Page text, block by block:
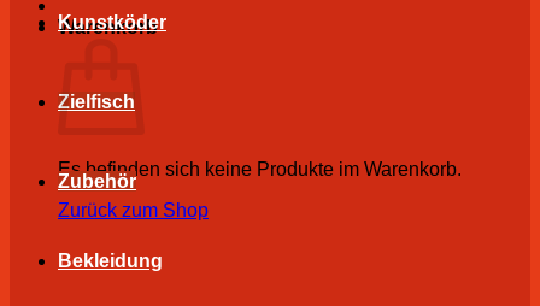
Warenkorb
Es befinden sich keine Produkte im Warenkorb.
Zurück zum Shop
Kunstköder
Zielfisch
Zubehör
Bekleidung